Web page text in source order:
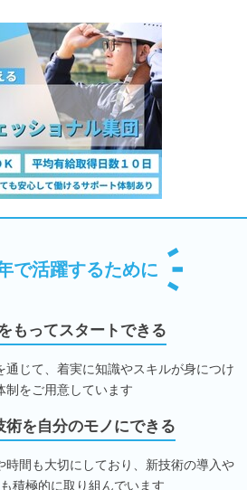
で活躍するために
もってスタートできる
通じて、着実に知識やスキルが身につけ
制をご用意しています
術を自分のモノにできる
時間も大切にしており、新技術の導入や
積極的に取り組んでいます